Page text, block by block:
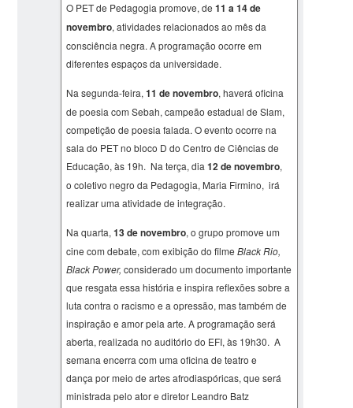
O PET de Pedagogia promove, de11 a 14 de
novembro, atividades relacionados ao mês da
consciência negra. A programação ocorre em
diferentes espaços da universidade.
Na segunda-feira, 11 de novembro, haverá oficina
de poesia com Sebah, campeão estadual de Slam,
competição de poesia falada. O evento ocorre na
sala do PET no bloco D do Centro de Ciências de
Educação, às 19h. Na terça, dia12 de novembro,
o coletivo negro da Pedagogia, Maria Firmino, irá
realizar uma atividade de integração.
Na quarta,13 de novembro, o grupo promove um
cine com debate, com exibição do filmeBlack Rio,
Black Power, considerado um documento importante
que resgata essa história e inspira reflexões sobre a
luta contra o racismo e a opressão, mas também de
inspiração e amor pela arte. A programação será
aberta, realizada no auditório do EFI, às 19h30. A
semana encerra com uma oficina de teatro e
dança por meio de artes afrodiaspóricas, que será
ministrada pelo ator e diretor Leandro Batz